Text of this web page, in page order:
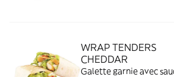
WRAP TENDERS
CHEDDAR
Galette garnie avec